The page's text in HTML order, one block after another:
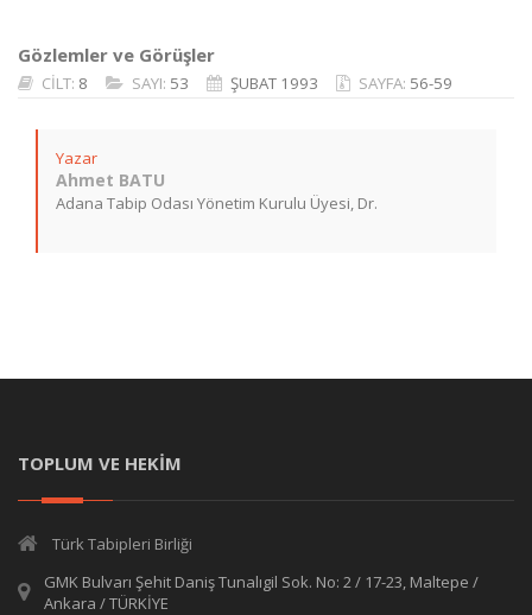
Gözlemler ve Görüşler
CİLT: 8 SAYI: 53 ŞUBAT 1993 SAYFA: 56-59
Yazar
Ahmet BATU
Adana Tabip Odası Yönetim Kurulu Üyesi, Dr.
TOPLUM VE HEKİM
Türk Tabipleri Birliği
GMK Bulvarı Şehit Daniş Tunalıgil Sok. No: 2 / 17-23, Maltepe /
Ankara / TÜRKİYE